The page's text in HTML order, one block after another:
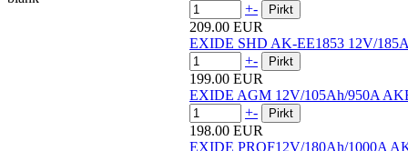
+-
209.00 EUR
EXIDE SHD AK-EE1853 12V/
+-
199.00 EUR
EXIDE AGM 12V/105Ah/950A
+-
198.00 EUR
EXIDE PROF12V/180Ah/1000A